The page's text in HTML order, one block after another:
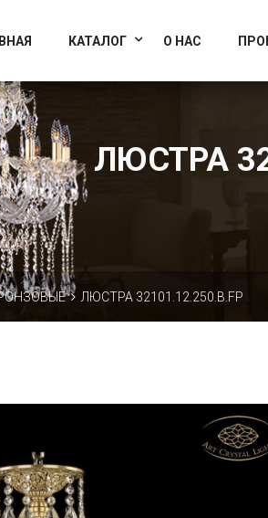
Crystal Light
КАТАЛОГ О НАС
ЛЮСТРА
ЛЮСТРА 32101.12.250.B.FP